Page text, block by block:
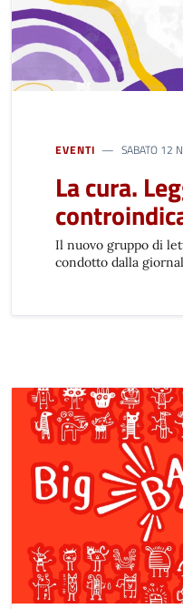
EVENTI SABATO 12
La cura.
Il nuovo gruppo di
condotto dalla